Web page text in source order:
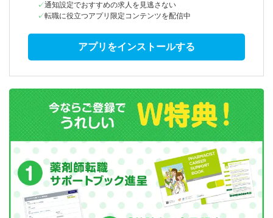
通知設定でおすすめの求人を見逃さない
転職に役立つアプリ限定コンテンツを配信中
アプリをインストールする